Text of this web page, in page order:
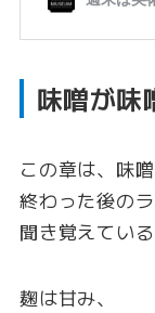
味噌が味
この章は、味
終わった後の
聞き覚えてい
麹は甘み、